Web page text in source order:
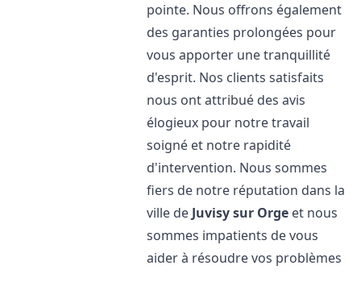
pointe. Nous offrons également
des garanties prolongées pour
vous apporter une tranquillité
d'esprit. Nos clients satisfaits
nous ont attribué des avis
élogieux pour notre travail
soigné et notre rapidité
d'intervention. Nous sommes
fiers de notre réputation dans la
ville de Juvisy sur Orge et nous
sommes impatients de vous
aider à résoudre vos problèmes